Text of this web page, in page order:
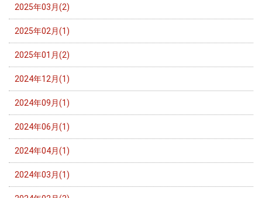
2025年03月(2)
2025年02月(1)
2025年01月(2)
2024年12月(1)
2024年09月(1)
2024年06月(1)
2024年04月(1)
2024年03月(1)